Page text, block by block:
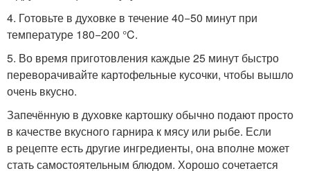
4. Готовьте в духовке в течение 40−50 минут при
температуре 180−200 °C.
5. Во время приготовления каждые 25 минут быстро
переворачивайте картофельные кусочки, чтобы вышло
очень вкусно.
Запечённую в духовке картошку обычно подают просто
в качестве вкусного гарнира к мясу или рыбе. Если
в рецепте есть другие ингредиенты, она вполне может
стать самостоятельным блюдом. Хорошо сочетается